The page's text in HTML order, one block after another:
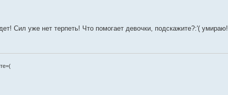
Сил уже нет терпеть! Что помогает девочки, подскажите?:'( умираю!